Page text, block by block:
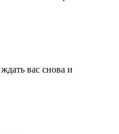
вас снова и